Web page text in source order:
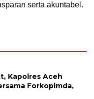
serta akuntabel.
Kapolres Aceh
Forkopimda,